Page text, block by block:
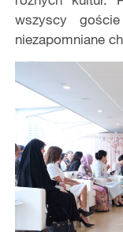
wszyscy
niezapomniane